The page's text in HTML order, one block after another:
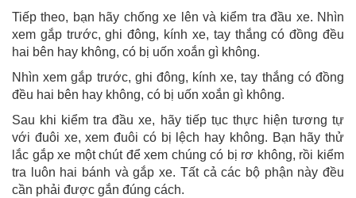
Tiếp theo, bạn hãy chống xe lên và kiểm tra đầu xe. Nhìn
xem gắp trước, ghi đông, kính xe, tay thắng có đồng đều
hai bên hay không, có bị uốn xoắn gì không.
Nhìn xem gắp trước, ghi đông, kính xe, tay thắng có đồng
đều hai bên hay không, có bị uốn xoắn gì không.
Sau khi kiểm tra đầu xe, hãy tiếp tục thực hiện tương tự
với đuôi xe, xem đuôi có bị lệch hay không. Bạn hãy thử
lắc gắp xe một chút để xem chúng có bị rơ không, rồi kiểm
tra luôn hai bánh và gắp xe. Tất cả các bộ phận này đều
cần phải được gắn đúng cách.